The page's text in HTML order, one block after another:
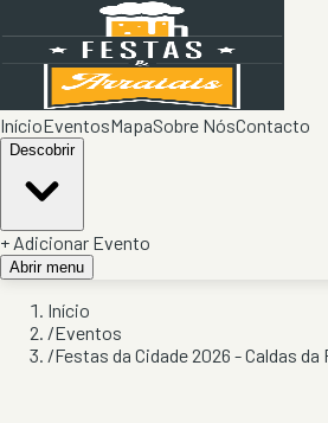
InícioEventosMapaSobre NósContacto
Descobrir
+ Adicionar Evento
Abrir menu
Início
/Eventos
/Festas da Cidade 2026 - Caldas da